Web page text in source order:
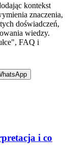
kontekst
znaczenia,
doświadczeń,
wiedzy.
FAQ i
i co